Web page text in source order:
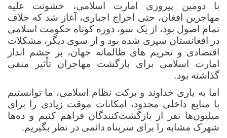
با دومین پیروزی امارت اسلامی، خشونت علیه
مهاجرین افغان، حتی اخراج اجباری، آغاز شد که خلاف
تمام اصول بود، از یک سو، دوره کوتاه حکومت اسلامی
در افغانستان سپری شده بود و از سوی دیگر، مشکلات
اقتصادی و تحریم های ظالمانه جهان، بر چشم انداز
امارت اسلامی برای بازگشت مهاجران تأثیر منفی
گذاشته بود.
اما به یاری خداوند و برکت نظام اسلامی، ما توانستیم
با منابع داخلی محدود، امکانات موقت زیادی را برای
میلیون‌ها نفر از بازگشت‌کنندگان فراهم کنیم و ده‌ها
شهرک مشابه را برای سرپناه دائمی در نظر بگیریم.